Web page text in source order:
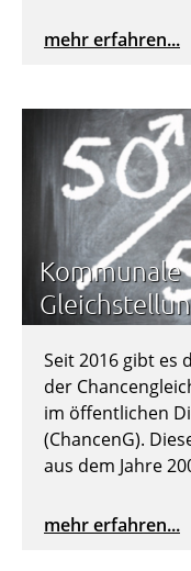
mehr erfahren...
Kommunale
Seit 2016 gibt es
der
im öffentlichen
(ChancenG).
aus dem Jahre
mehr erfahren...